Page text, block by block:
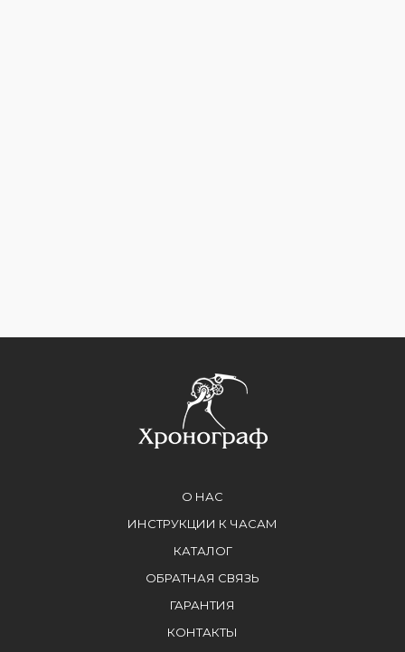
О НАС
ИНСТРУКЦИИ К ЧАСАМ
КАТАЛОГ
ОБРАТНАЯ СВЯЗЬ
ГАРАНТИЯ
КОНТАКТЫ